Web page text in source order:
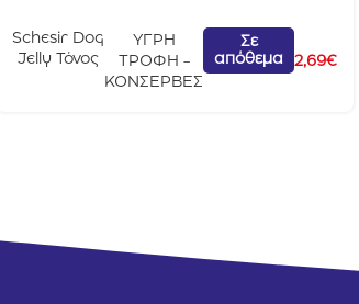
Schesir Dog
Jelly Τόνος
ΥΓΡΗ
ΤΡΟΦΗ -
ΚΟΝΣΕΡΒΕΣ
Σε
απόθεμα
2,69€